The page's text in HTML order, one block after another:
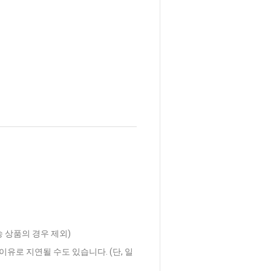
상품의 경우 제외)
유로 지연될 수도 있습니다. (단, 일